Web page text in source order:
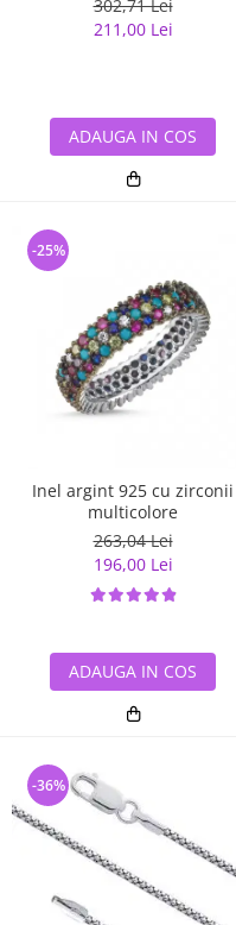
302,71 Lei
211,00 Lei
ADAUGA IN COS
Inel argint 925 cu zirconii
multicolore
263,04 Lei
196,00 Lei
-25%
ADAUGA IN COS
-36%